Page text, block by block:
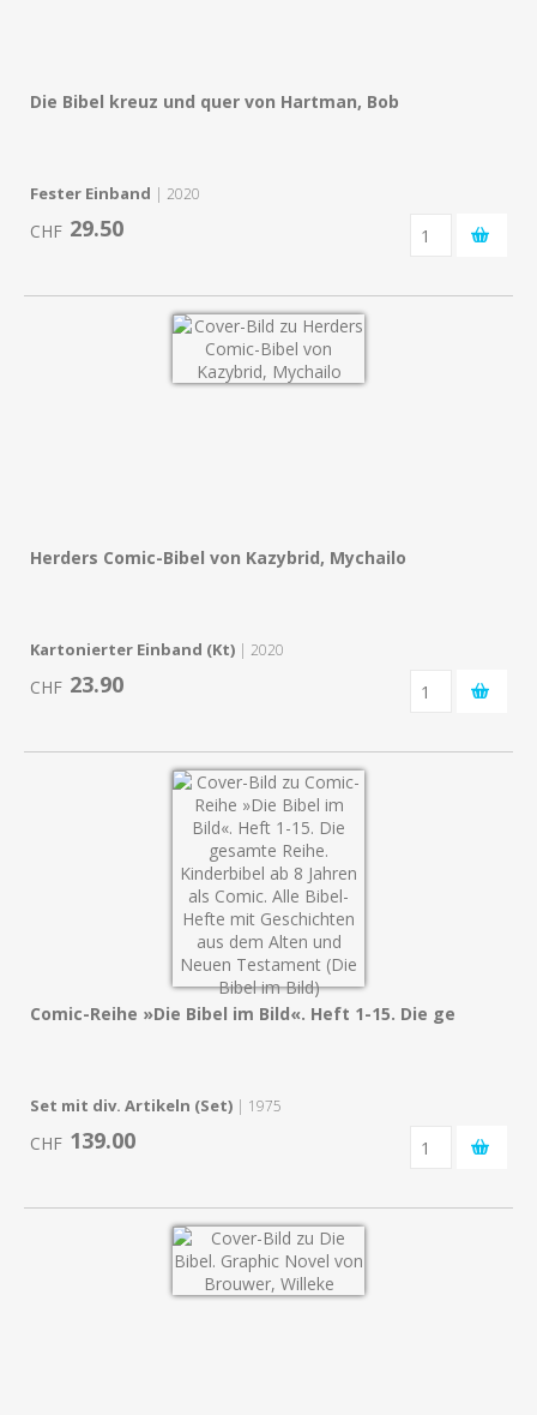
Die Bibel kreuz und quer von Hartman, Bob
Fester Einband | 2020
CHF 29.50
Herders Comic-Bibel von Kazybrid, Mychailo
Kartonierter Einband (Kt) | 2020
CHF 23.90
Comic-Reihe »Die Bibel im Bild«. Heft 1-15. Die ge
Set mit div. Artikeln (Set) | 1975
CHF 139.00